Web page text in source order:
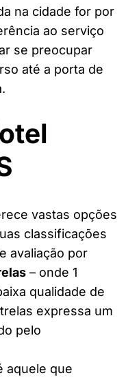
na cidade for por
ao serviço
se preocupar
até a porta de
vastas opções
classificações
avaliação por
– onde 1
qualidade de
expressa um
pelo
aquele que